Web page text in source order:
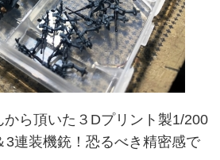
から頂いた３Dプリント製1/200
3連装機銃！恐るべき精密感で